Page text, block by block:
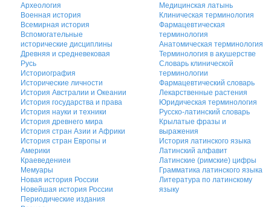
Археология
Военная история
Всемирная история
Вспомогательные
исторические дисциплины
Древняя и средневековая
Русь
Историография
Исторические личности
История Австралии и Океании
История государства и права
История науки и техники
История древнего мира
История стран Азии и Африки
История стран Европы и
Америки
Краеведениеи
Мемуары
Новая история России
Новейшая история России
Периодические издания
Медицинская латынь
Клиническая терминология
Фармацевтическая
терминология
Анатомическая терминология
Терминология в акушерстве
Словарь клинической
терминологии
Фармацевтический словарь
Лекарственные растения
Юридическая терминология
Русско-латинский словарь
Крылатые фразы и
выражения
История латинского языка
Латинский алфавит
Латинские (римские) цифры
Грамматика латинского языка
Литература по латинскому
языку